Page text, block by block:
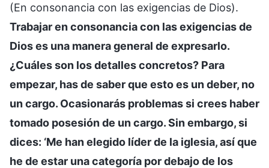
(En consonancia con las exigencias de Dios).
Trabajar en consonancia con las exigencias de
Dios es una manera general de expresarlo.
¿Cuáles son los detalles concretos? Para
empezar, has de saber que esto es un deber, no
un cargo. Ocasionarás problemas si crees haber
tomado posesión de un cargo. Sin embargo, si
dices: ‘Me han elegido líder de la iglesia, así que
he de estar una categoría por debajo de los